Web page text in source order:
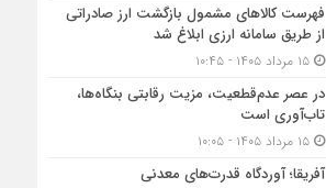
فهرست کالاهای مشمول بازگشت ارز صادراتی
از طریق سامانه ارزی ابلاغ شد
۱۵ مرداد ۱۴۰۵ - ۱۰:۴۵
در عصر عدم‌قطعیت، مزیت رقابتی بنگاه‌ها،
تاب‌آوری است
۱۵ مرداد ۱۴۰۵ - ۱۰:۰۵
آفریقا؛ آوردگاه قدرت‌های معدنی